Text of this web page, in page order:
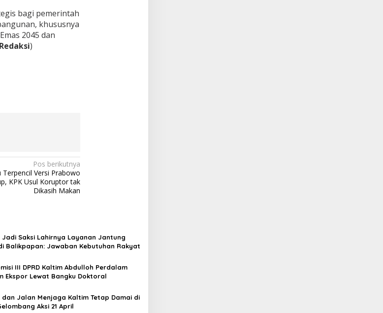
bagi pemerintah
khususnya
2045 dan
Redaksi)
Pos berikutnya
Terpencil Versi Prabowo
KPK Usul Koruptor tak
Dikasih Makan
Saksi Lahirnya Layanan Jantung
Balikpapan: Jawaban Kebutuhan Rakyat
III DPRD Kaltim Abdulloh Perdalam
Ekspor Lewat Bangku Doktoral
dan Jalan Menjaga Kaltim Tetap Damai di
Aksi 21 April